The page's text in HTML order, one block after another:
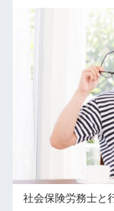
社会保険労務士と